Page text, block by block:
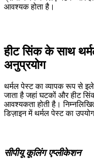
आवश्यक होता है।
हीट सिंक के साथ
अनुप्रयोग
थर्मल पेस्ट का व्यापक रूप से
जाता है जहां घटकों और हीट
आवश्यकता होती है।
डिज़ाइन में थर्मल पेस्ट का
सीपीयू कूलिंग एप्लीकेशन